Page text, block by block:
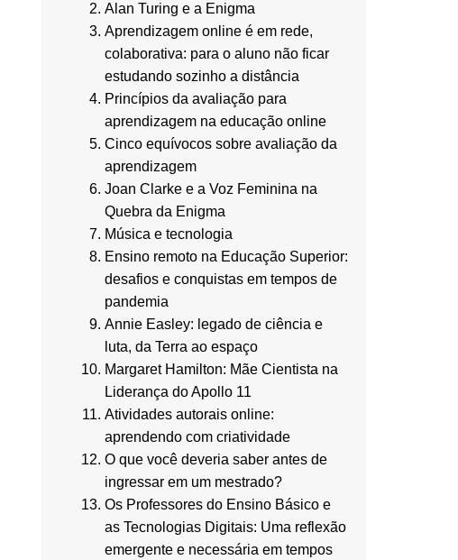
Alan Turing e a Enigma
Aprendizagem online é em rede,
colaborativa: para o aluno não ficar
estudando sozinho a distância
Princípios da avaliação para
aprendizagem na educação online
Cinco equívocos sobre avaliação da
aprendizagem
Joan Clarke e a Voz Feminina na
Quebra da Enigma
Música e tecnologia
Ensino remoto na Educação Superior:
desafios e conquistas em tempos de
pandemia
Annie Easley: legado de ciência e
luta, da Terra ao espaço
Margaret Hamilton: Mãe Cientista na
Liderança do Apollo 11
Atividades autorais online:
aprendendo com criatividade
O que você deveria saber antes de
ingressar em um mestrado?
Os Professores do Ensino Básico e
as Tecnologias Digitais: Uma reflexão
emergente e necessária em tempos